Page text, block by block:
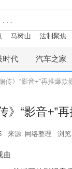
马树山 法制聚焦
时代 汽车之家
传》“影音+”再推爆款
》“影音+”
来源: 网络整理 浏览:
曲